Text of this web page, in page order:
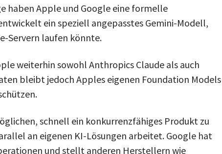
haben Apple und Google eine formelle
ein speziell angepasstes Gemini-Modell,
Servern laufen könnte.
weiterhin sowohl Anthropics Claude als auch
bleibt jedoch Apples eigenen Foundation Models
schnell ein konkurrenzfähiges Produkt zu
an eigenen KI-Lösungen arbeitet. Google hat
und stellt anderen Herstellern wie